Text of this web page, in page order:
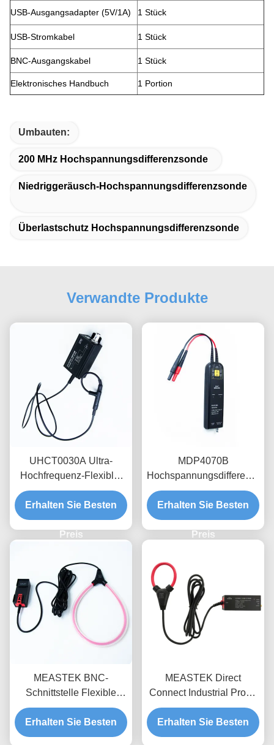
USB-Ausgangsadapter (5V/1A) 1 Stück
USB-Stromkabel 1 Stück
BNC-Ausgangskabel 1 Stück
Elektronisches Handbuch 1 Portion
Umbauten:
200 MHz Hochspannungsdifferenzsonde
Niedriggeräusch-Hochspannungsdifferenzsonde
Überlastschutz Hochspannungsdifferenzsonde
Verwandte Produkte
UHCT0030A Ultra-
Hochfrequenz-Flexible-
Strom-Sonde mit
200mV/A
Hochempfindlichkeit
50MHz Bandbreite und
Sonde-Ring für
Halbleiterprüfung
Erhalten Sie Besten
Preis
MDP4070B
700V-Bereich, 100MHz-
Bandbreite-Floating-
Messung für
Leistungselektronik
Erhalten Sie Besten
Preis
MEASTEK BNC-
Schnittstelle Flexible
Stromprobe LCTB-Serie
Anpassungsfähige
Flexible Rogowski
Erhalten Sie Besten
MEASTEK Direct
Connect Industrial Probe
LCTD-Serie
Niedrigfrequenz-Flexible-
Strom-Sonde, globale
Erhalten Sie Besten